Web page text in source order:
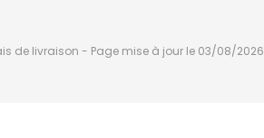
de livraison - Page mise à jour le 03/08/2026